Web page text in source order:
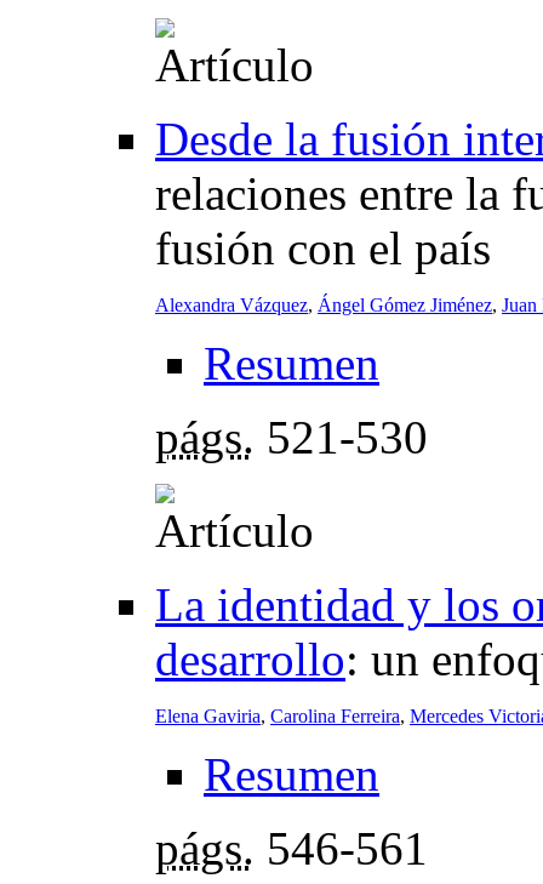
Desde la fusión
relaciones entre la
fusión con el país
Alexandra Vázquez, Ángel Gómez Jiménez,
Resumen
págs. 521-530
La identidad y los
desarrollo: un
Elena Gaviria, Carolina Ferreira, Mercedes
Resumen
págs. 546-561